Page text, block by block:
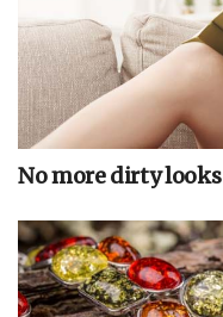
No more dirty looks